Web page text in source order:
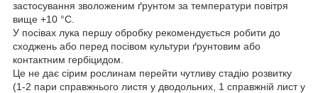
застосування зволоженим ґрунтом за температури повітря
вище +10 °C.
У посівах лука першу обробку рекомендується робити до
сходжень або перед посівом культури ґрунтовим або
контактним гербіцидом.
Це не дає сірим рослинам перейти чутливу стадію розвитку
(1-2 пари справжнього листя у дводольних, 1 справжній лист у